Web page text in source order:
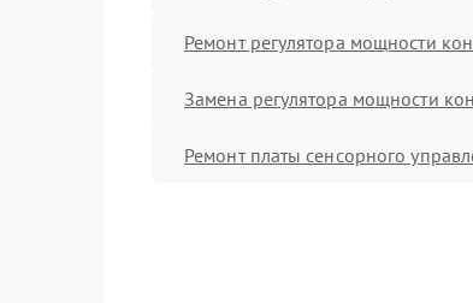
Ремонт регулятора мощности
Замена регулятора мощности
Ремонт платы сенсорного